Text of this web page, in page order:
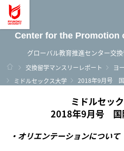
Center for the Promotion
グローバル教育推進センター交
ホーム
交換留学マンスリーレポート
ヨ
ミドルセックス大学
2018年9月号
ミドルセッ
2018年9月号
・オリエンテーションについて